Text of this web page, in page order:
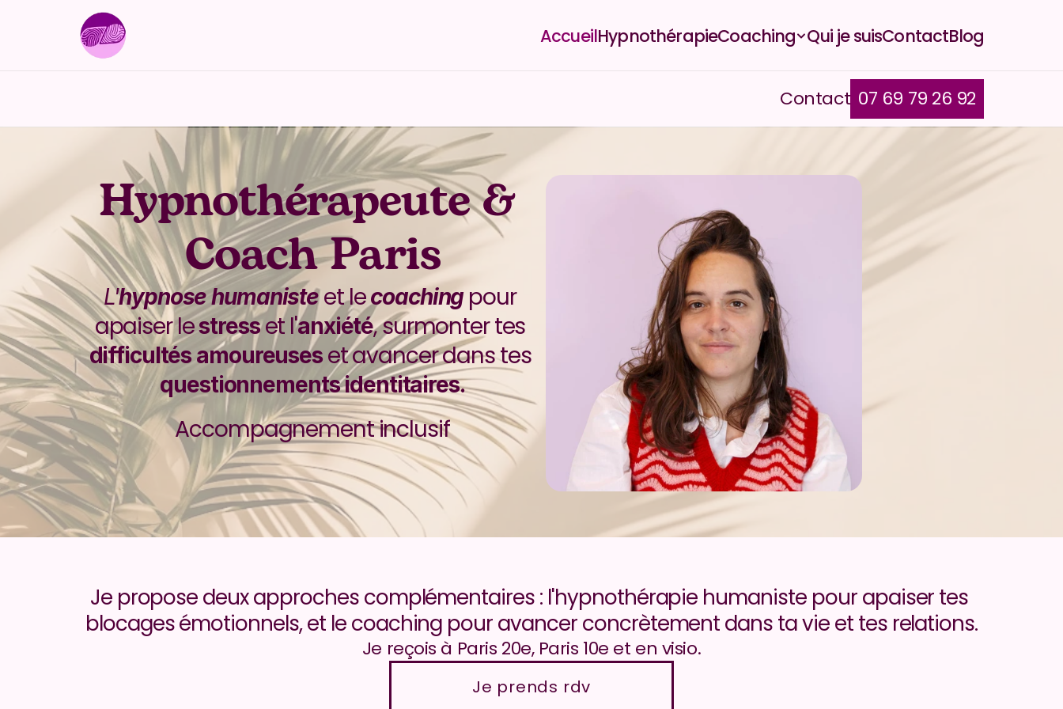
AccueilHypnothérapieCoaching Qui je suisContactBlog
Contact 07 69 79 26 92
Hypnothérapeute &
Coach Paris
L'hypnose humaniste et le coaching pour
apaiser le stress et l'anxiété
difficultés amoureuses et avancer dans tes
questionnements identitaires.
Accompagnement inclusif
Je propose deux approches complémentaires : l'hypnothérapie humaniste pour apaiser tes
blocages émotionnels, et le coaching pour avancer concrètement dans ta vie et tes relations.
Je reçois à Paris 20e, Paris 10e et en visio.
Je prends rdv